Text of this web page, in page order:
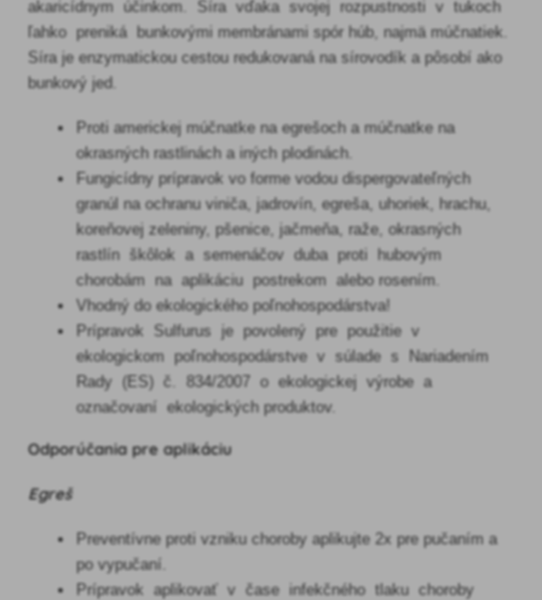
akaricídnym účinkom. Síra vďaka svojej rozpustnosti v tukoch
ľahko preniká bunkovými membránami spór húb, najmä múčnatiek.
Síra je enzymatickou cestou redukovaná na sírovodík a pôsobí ako
bunkový jed.
Proti americkej múčnatke na egrešoch a múčnatke na
okrasných rastlinách a iných plodinách.
Fungicídny prípravok vo forme vodou dispergovateľných
granúl na ochranu viniča, jadrovín, egreša, uhoriek, hrachu,
koreňovej zeleniny, pšenice, jačmeňa, raže, okrasných
rastlín škôlok a semenáčov duba proti hubovým
chorobám na aplikáciu postrekom alebo rosením.
Vhodný do ekologického poľnohospodárstva!
Prípravok Sulfurus je povolený pre použitie v
ekologickom poľnohospodárstve v súlade s Nariadením
Rady (ES) č. 834/2007 o ekologickej výrobe a
označovaní ekologických produktov.
Odporúčania pre aplikáciu
Egreš
Preventívne proti vzniku choroby aplikujte 2x pre pučaním a
po vypučaní.
Prípravok aplikovať v čase infekčného tlaku choroby